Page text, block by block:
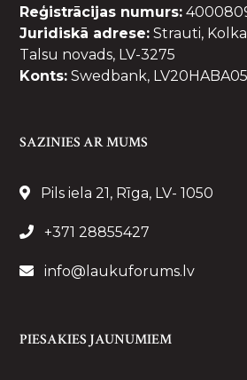
Reģistrācijas numurs:
Juridiskā adrese: Strauti,
Talsu novads, LV-3275
Konts: Swedbank,
SAZINIES AR MUMS
Pils iela 21, Rīga, LV- 1050
+371 28855427
info@laukuforums.lv
PIESAKIES JAUNUMIEM